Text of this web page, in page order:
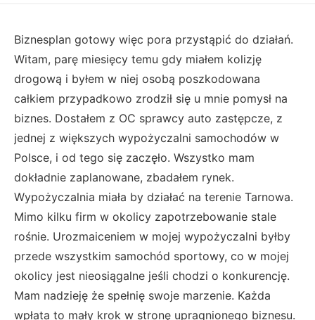
Biznesplan gotowy więc pora przystąpić do działań.
Witam, parę miesięcy temu gdy miałem kolizję
drogową i byłem w niej osobą poszkodowana
całkiem przypadkowo zrodził się u mnie pomysł na
biznes. Dostałem z OC sprawcy auto zastępcze, z
jednej z większych wypożyczalni samochodów w
Polsce, i od tego się zaczęło. Wszystko mam
dokładnie zaplanowane, zbadałem rynek.
Wypożyczalnia miała by działać na terenie Tarnowa.
Mimo kilku firm w okolicy zapotrzebowanie stale
rośnie. Urozmaiceniem w mojej wypożyczalni byłby
przede wszystkim samochód sportowy, co w mojej
okolicy jest nieosiągalne jeśli chodzi o konkurencję.
Mam nadzieję że spełnię swoje marzenie. Każda
wpłata to mały krok w stronę upragnionego biznesu.